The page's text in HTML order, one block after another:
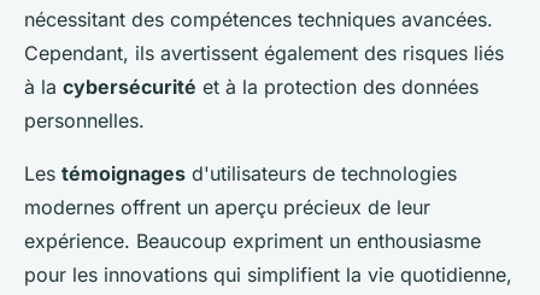
nécessitant des compétences techniques avancées.
Cependant, ils avertissent également des risques liés
à la cybersécurité et à la protection des données
personnelles.
Les témoignages d'utilisateurs de technologies
modernes offrent un aperçu précieux de leur
expérience. Beaucoup expriment un enthousiasme
pour les innovations qui simplifient la vie quotidienne,